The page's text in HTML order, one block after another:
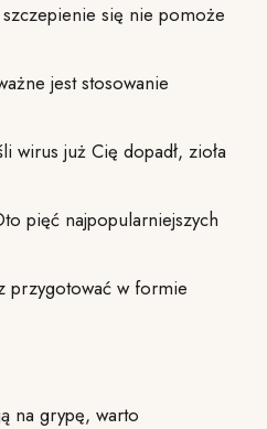
się nie pomoże
jest stosowanie
wirus już Cię dopadł, zioła
pięć najpopularniejszych
przygotować w formie
na grypę, warto